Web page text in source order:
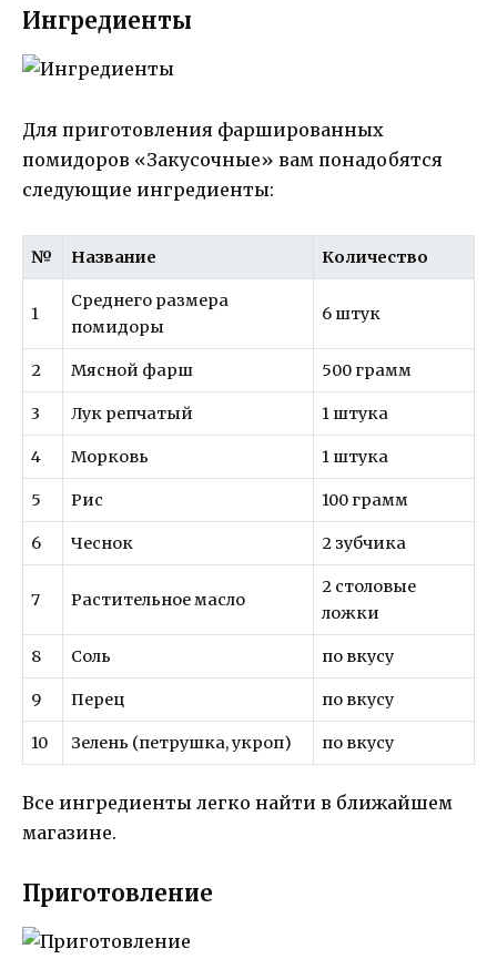
Ингредиенты
Для приготовления фаршированных
помидоров «Закусочные» вам понадобятся
следующие ингредиенты:
№ Название Количество
1
Среднего размера
помидоры
6 штук
2 Мясной фарш 500 грамм
3 Лук репчатый 1 штука
4 Морковь 1 штука
5 Рис 100 грамм
6 Чеснок 2 зубчика
7 Растительное масло
2 столовые
ложки
8 Соль по вкусу
9 Перец по вкусу
10 Зелень (петрушка, укроп) по вкусу
Все ингредиенты легко найти в ближайшем
магазине.
Приготовление